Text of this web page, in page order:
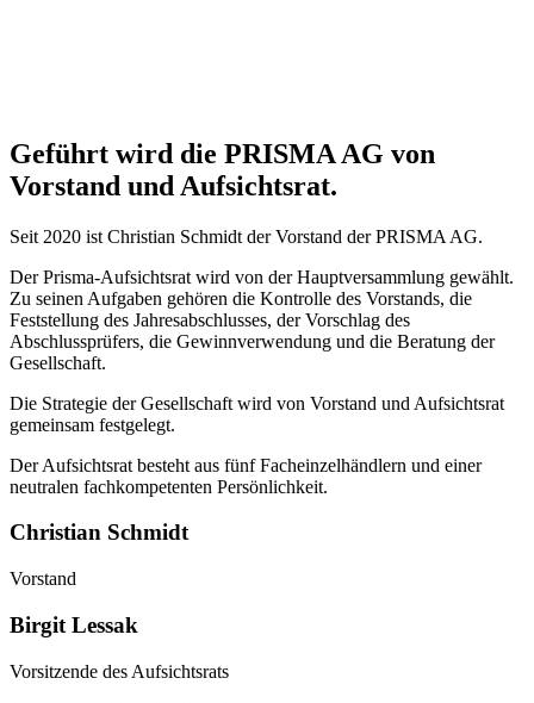
Geführt wird die PRISMA AG von
Vorstand und Aufsichtsrat.
Seit 2020 ist Christian Schmidt der Vorstand der PRISMA AG.
Der Prisma-Aufsichtsrat wird von der Hauptversammlung gewählt.
Zu seinen Aufgaben gehören die Kontrolle des Vorstands, die
Feststellung des Jahresabschlusses, der Vorschlag des
Abschlussprüfers, die Gewinnverwendung und die Beratung der
Gesellschaft.
Die Strategie der Gesellschaft wird von Vorstand und Aufsichtsrat
gemeinsam festgelegt.
Der Aufsichtsrat besteht aus fünf Facheinzelhändlern und einer
neutralen fachkompetenten Persönlichkeit.
Christian Schmidt
Vorstand
Birgit Lessak
Vorsitzende des Aufsichtsrats